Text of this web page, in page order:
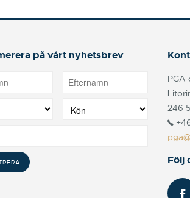
på vårt nyhetsbrev
PGA
246
Följ